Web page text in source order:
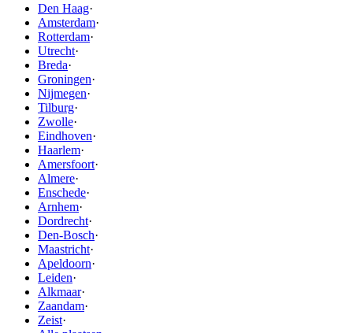
Den Haag·
Amsterdam·
Rotterdam·
Utrecht·
Breda·
Groningen·
Nijmegen·
Tilburg·
Zwolle·
Eindhoven·
Haarlem·
Amersfoort·
Almere·
Enschede·
Arnhem·
Dordrecht·
Den-Bosch·
Maastricht·
Apeldoorn·
Leiden·
Alkmaar·
Zaandam·
Zeist·